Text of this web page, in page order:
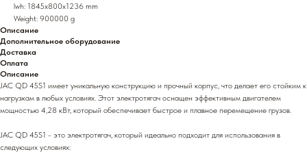
lwh: 1845x800x1236 mm
Weight: 900000 g
Описание
Дополнительное оборудование
Доставка
Оплата
Описание
JAC QD 45S1 имеет уникальную конструкцию и прочный корпус, что делает его стойким к
нагрузкам в любых условиях. Этот электротягач оснащен эффективным двигателем
мощностью 4,28 кВт, который обеспечивает быстрое и плавное перемещение грузов.
JAC QD 45S1 - это электротягач, который идеально подходит для использования в
следующих условиях: